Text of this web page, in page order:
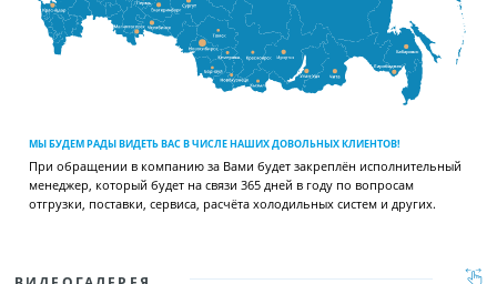
МЫ БУДЕМ РАДЫ ВИДЕТЬ ВАС В ЧИСЛЕ НАШИХ ДОВОЛЬНЫХ КЛИЕНТОВ!
При обращении в компанию за Вами будет закреплён исполнительный
менеджер, который будет на связи 365 дней в году по вопросам
отгрузки, поставки, сервиса, расчёта холодильных систем и других.